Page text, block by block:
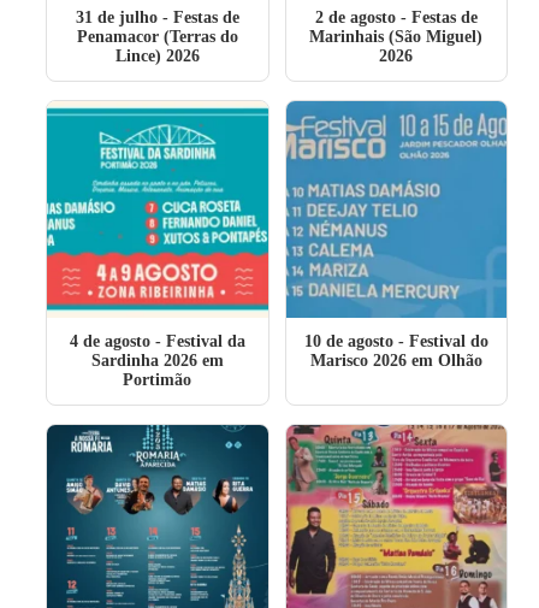
31 de julho- Festas de
Penamacor (Terras do
Lince) 2026
2 de agosto- Festas de
Marinhais (São Miguel)
2026
4 de agosto- Festival da
Sardinha 2026 em
Portimão
10 de agosto- Festival do
Marisco 2026 em Olhão